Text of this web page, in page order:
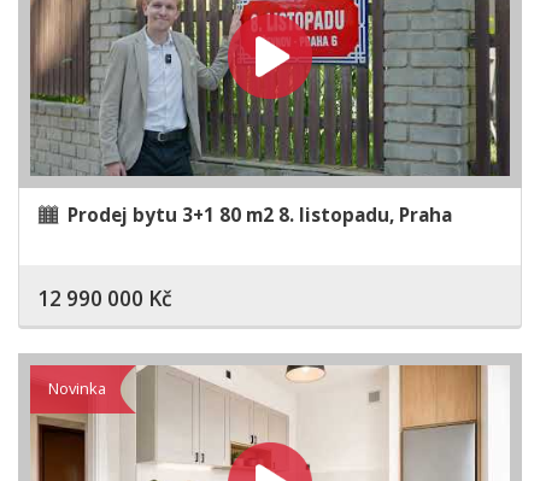
Prodej bytu 3+1 80 m2 8. listopadu, Praha
12 990 000 Kč
Novinka